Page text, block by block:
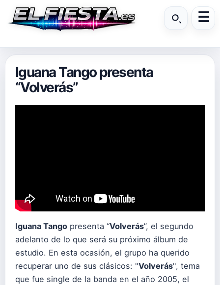
Iguana Tango presenta
“Volverás”
Iguana Tango presenta “Volverás”, el segundo
adelanto de lo que será su próximo álbum de
estudio. En esta ocasión, el grupo ha querido
recuperar uno de sus clásicos: "Volverás", tema
que fue single de la banda en el año 2005, el